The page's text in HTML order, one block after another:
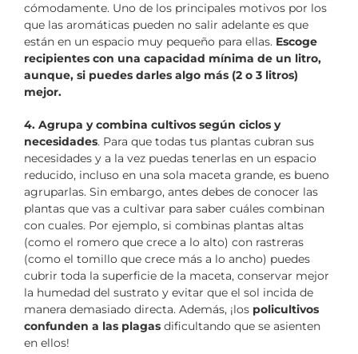
cómodamente. Uno de los principales motivos por los
que las aromáticas pueden no salir adelante es que
están en un espacio muy pequeño para ellas. Escoge
recipientes con una capacidad mínima de un litro,
aunque, si puedes darles algo más (2 o 3 litros)
mejor.
4. Agrupa y combina cultivos según ciclos y
necesidades. Para que todas tus plantas cubran sus
necesidades y a la vez puedas tenerlas en un espacio
reducido, incluso en una sola maceta grande, es bueno
agruparlas. Sin embargo, antes debes de conocer las
plantas que vas a cultivar para saber cuáles combinan
con cuales. Por ejemplo, si combinas plantas altas
(como el romero que crece a lo alto) con rastreras
(como el tomillo que crece más a lo ancho) puedes
cubrir toda la superficie de la maceta, conservar mejor
la humedad del sustrato y evitar que el sol incida de
manera demasiado directa. Además, ¡los policultivos
confunden a las plagas dificultando que se asienten
en ellos!